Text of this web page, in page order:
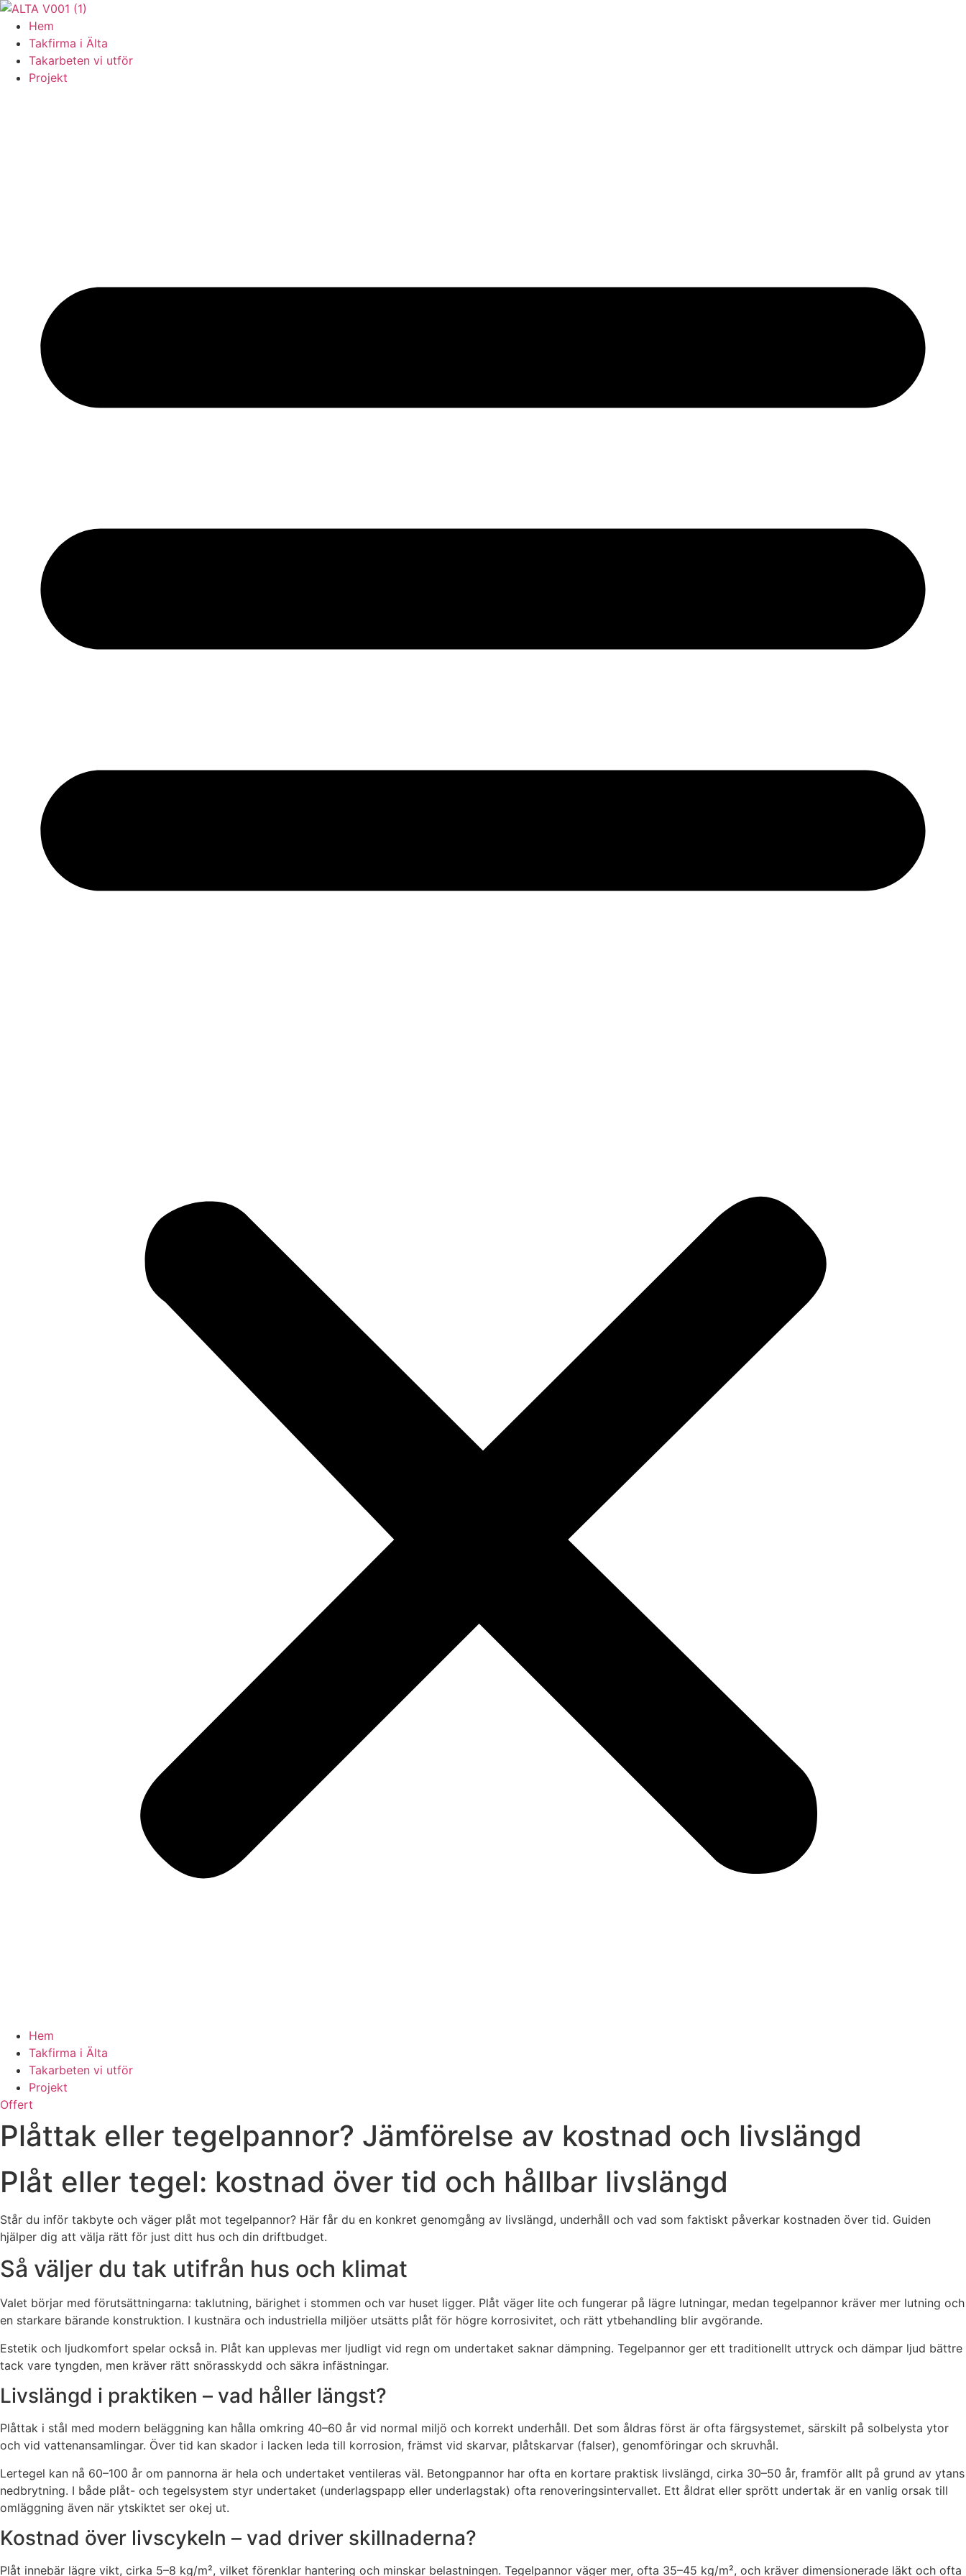
Skip
content
Hem
Takfirma i Älta
Takarbeten vi utför
Projekt
Hem
Takfirma i Älta
Takarbeten vi utför
Projekt
Offert
Plåttak eller tegelpannor? Jämförelse av kostnad och livslängd
Plåt eller tegel: kostnad över tid och hållbar livslängd
Står du inför takbyte och väger plåt mot tegelpannor? Här får du en konkret genomgång av livslängd, underhåll och vad som faktiskt påverkar kostnaden över tid. Guiden
hjälper dig att välja rätt för just ditt hus och din driftbudget.
Så väljer du tak utifrån hus och klimat
Valet börjar med förutsättningarna: taklutning, bärighet i stommen och var huset ligger. Plåt väger lite och fungerar på lägre lutningar, medan tegelpannor kräver mer lutning och
en starkare bärande konstruktion. I kustnära och industriella miljöer utsätts plåt för högre korrosivitet, och rätt ytbehandling blir avgörande.
Estetik och ljudkomfort spelar också in. Plåt kan upplevas mer ljudligt vid regn om undertaket saknar dämpning. Tegelpannor ger ett traditionellt uttryck och dämpar ljud bättre
tack vare tyngden, men kräver rätt snörasskydd och säkra infästningar.
Livslängd i praktiken – vad håller längst?
Plåttak i stål med modern beläggning kan hålla omkring 40–60 år vid normal miljö och korrekt underhåll. Det som åldras först är ofta färgsystemet, särskilt på solbelysta ytor
och vid vattenansamlingar. Över tid kan skador i lacken leda till korrosion, främst vid skarvar, plåtskarvar (falser), genomföringar och skruvhål.
Lertegel kan nå 60–100 år om pannorna är hela och undertaket ventileras väl. Betongpannor har ofta en kortare praktisk livslängd, cirka 30–50 år, framför allt på grund av ytans
nedbrytning. I både plåt- och tegelsystem styr undertaket (underlagspapp eller underlagstak) ofta renoveringsintervallet. Ett åldrat eller sprött undertak är en vanlig orsak till
omläggning även när ytskiktet ser okej ut.
Kostnad över livscykeln – vad driver skillnaderna?
Plåt innebär lägre vikt, cirka 5–8 kg/m², vilket förenklar hantering och minskar belastningen. Tegelpannor väger mer, ofta 35–45 kg/m², och kräver dimensionerade läkt och ofta